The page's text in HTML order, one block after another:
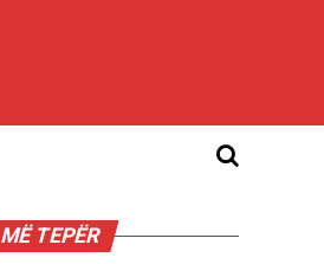
MË TEPËR